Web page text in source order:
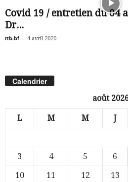
Covid 19 / entretien du 04
Dr...
rtb.bf - 4 avril 2020
Calendrier
août
L M M J
3
4 5 6
10
11 12 13